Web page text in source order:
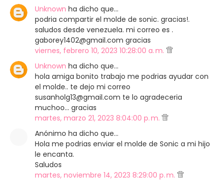
Unknown ha dicho que…
podria compartir el molde de sonic. gracias!.
saludos desde venezuela. mi correo es .
gaborey1402@gmail.com gracias
viernes, febrero 10, 2023 10:28:00 a. m.
Unknown ha dicho que…
hola amiga bonito trabajo me podrias ayudar con
el molde.. te dejo mi correo
susanholg13@gmail.com te lo agradeceria
muchoo... gracias
martes, marzo 21, 2023 8:04:00 p. m.
Anónimo ha dicho que…
Hola me podrias enviar el molde de Sonic a mi hijo
le encanta.
Saludos
martes, noviembre 14, 2023 8:29:00 p. m.